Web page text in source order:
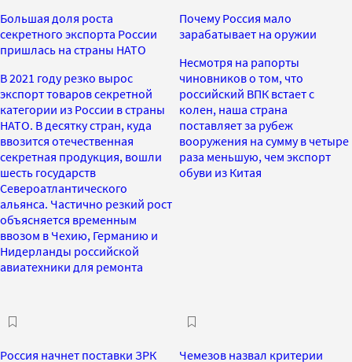
Большая доля роста
секретного экспорта России
пришлась на страны НАТО
В 2021 году резко вырос
экспорт товаров секретной
категории из России в страны
НАТО. В десятку стран, куда
ввозится отечественная
секретная продукция, вошли
шесть государств
Североатлантического
альянса. Частично резкий рост
объясняется временным
ввозом в Чехию, Германию и
Нидерланды российской
авиатехники для ремонта
Почему Россия мало
зарабатывает на оружии
Несмотря на рапорты
чиновников о том, что
российский ВПК встает с
колен, наша страна
поставляет за рубеж
вооружения на сумму в четыре
раза меньшую, чем экспорт
обуви из Китая
Россия начнет поставки ЗРК
Чемезов назвал критерии